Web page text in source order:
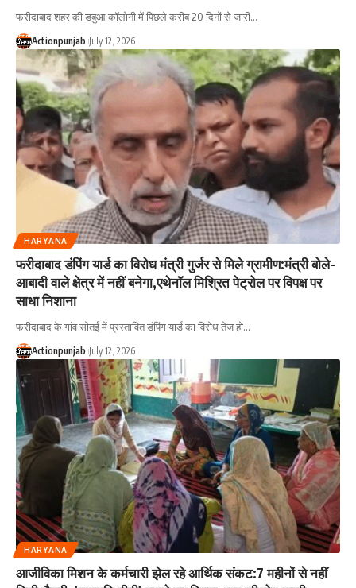
फरीदाबाद शहर की डबुआ कॉलोनी में पिछले करीब 20 दिनों से जारी…
Actionpunjab July 12, 2026
HARYANA
फरीदाबाद डंपिंग यार्ड का विरोध मंत्री गुर्जर से मिले ग्रामीण:मंत्री बोले-
आबादी वाले क्षेत्र में नहीं बनेगा,एथेनॉल मिश्रित पेट्रोल पर विपक्ष पर
साधा निशाना
फरीदाबाद के गांव सोतई में प्रस्तावित डंपिंग यार्ड का विरोध तेज हो…
Actionpunjab July 12, 2026
HARYANA
आजीविका मिशन के कर्मचारी झेल रहे आर्थिक संकट:7 महीनों से नहीं